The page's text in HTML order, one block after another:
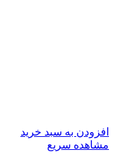
افزودن به سبد خرید
مشاهده سریع